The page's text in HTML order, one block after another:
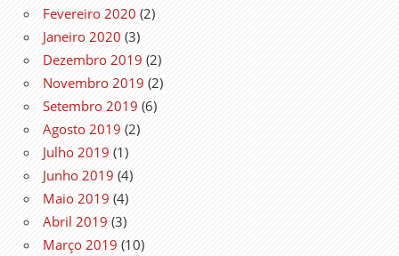
Fevereiro 2020 (2)
Janeiro 2020 (3)
Dezembro 2019 (2)
Novembro 2019 (2)
Setembro 2019 (6)
Agosto 2019 (2)
Julho 2019 (1)
Junho 2019 (4)
Maio 2019 (4)
Abril 2019 (3)
Março 2019 (10)